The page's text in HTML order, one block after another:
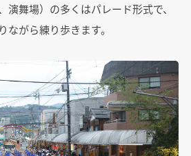
演舞場）の多くはパレード形式で、
がら練り歩きます。